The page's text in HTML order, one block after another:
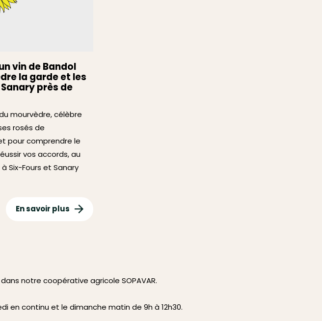
vin de Bandol
la garde et les
près de
mourvèdre, célèbre
rosés de
pour comprendre le
vos accords, au
Six-Fours et Sanary
En savoir plus
notre coopérative agricole SOPAVAR.
en continu et le dimanche matin de 9h à 12h30.